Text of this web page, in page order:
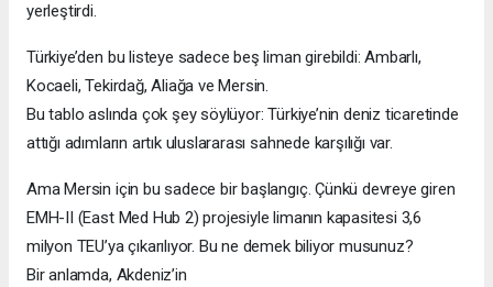
yerleştirdi.
Türkiye’den bu listeye sadece beş liman girebildi: Ambarlı,
Kocaeli, Tekirdağ, Aliağa ve Mersin.
Bu tablo aslında çok şey söylüyor: Türkiye’nin deniz ticaretinde
attığı adımların artık uluslararası sahnede karşılığı var.
Ama Mersin için bu sadece bir başlangıç. Çünkü devreye giren
EMH-II (East Med Hub 2) projesiyle limanın kapasitesi 3,6
milyon TEU’ya çıkarılıyor. Bu ne demek biliyor musunuz?
Bir anlamda, Akdeniz’in